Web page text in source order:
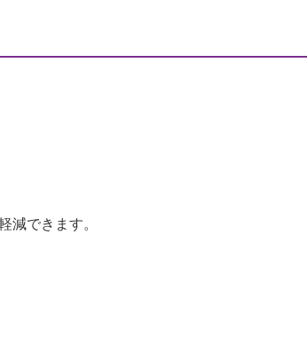
減できます。